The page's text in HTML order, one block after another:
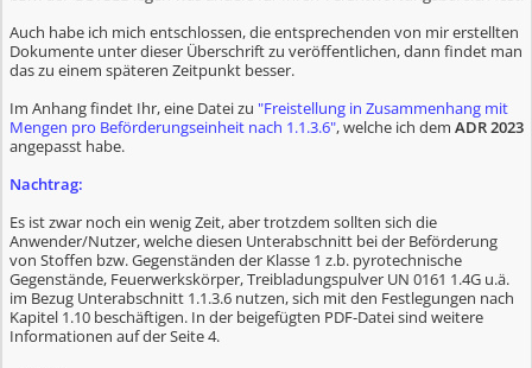
Auch habe ich mich entschlossen, die entsprechenden von mir erstellten
Dokumente unter dieser Überschrift zu veröffentlichen, dann findet man
das zu einem späteren Zeitpunkt besser.
Im Anhang findet Ihr, eine Datei zu "Freistellung in Zusammenhang mit
Mengen pro Beförderungseinheit nach 1.1.3.6", welche ich dem ADR 2023
angepasst habe.
Nachtrag:
Es ist zwar noch ein wenig Zeit, aber trotzdem sollten sich die
Anwender/Nutzer, welche diesen Unterabschnitt bei der Beförderung
von Stoffen bzw. Gegenständen der Klasse 1 z.b. pyrotechnische
Gegenstände, Feuerwerkskörper, Treibladungspulver UN 0161 1.4G u.ä.
im Bezug Unterabschnitt 1.1.3.6 nutzen, sich mit den Festlegungen nach
Kapitel 1.10 beschäftigen. In der beigefügten PDF-Datei sind weitere
Informationen auf der Seite 4.